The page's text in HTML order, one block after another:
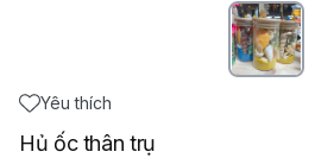
Yêu thích
Hủ ốc thân trụ